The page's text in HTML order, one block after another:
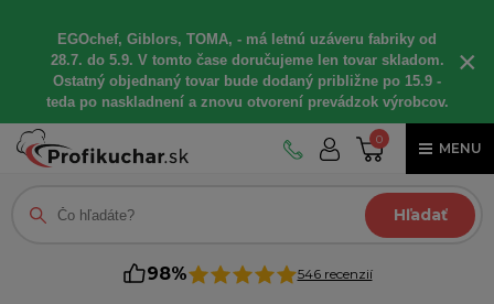
EGOchef, Giblors, TOMA, - má letnú uzáveru fabriky od
28.7. do 5.9. V tomto čase doručujeme len tovar skladom.
Ostatný objednaný tovar bude dodaný približne po 15.9 -
teda po naskladnení a znovu otvorení prevádzok výrobcov.
×
0
MENU
Hľadať
98% 546 recenzií